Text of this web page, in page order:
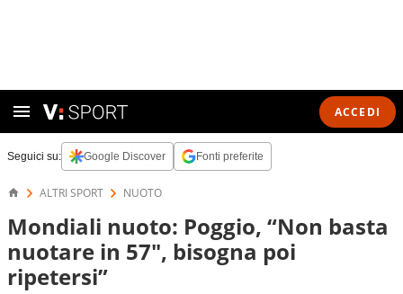
ACCEDI
Seguici su: Google Discover Fonti preferite
ALTRI SPORT NUOTO
Mondiali nuoto: Poggio, “Non basta
nuotare in 57", bisogna poi
ripetersi”